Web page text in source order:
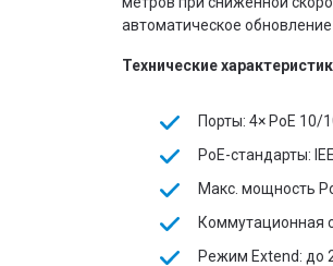
автоматическое
Технические
Порты: 4× PoE 10/
PoE-стандарты:
Макс. мощность
Коммутационная
Режим Extend: до